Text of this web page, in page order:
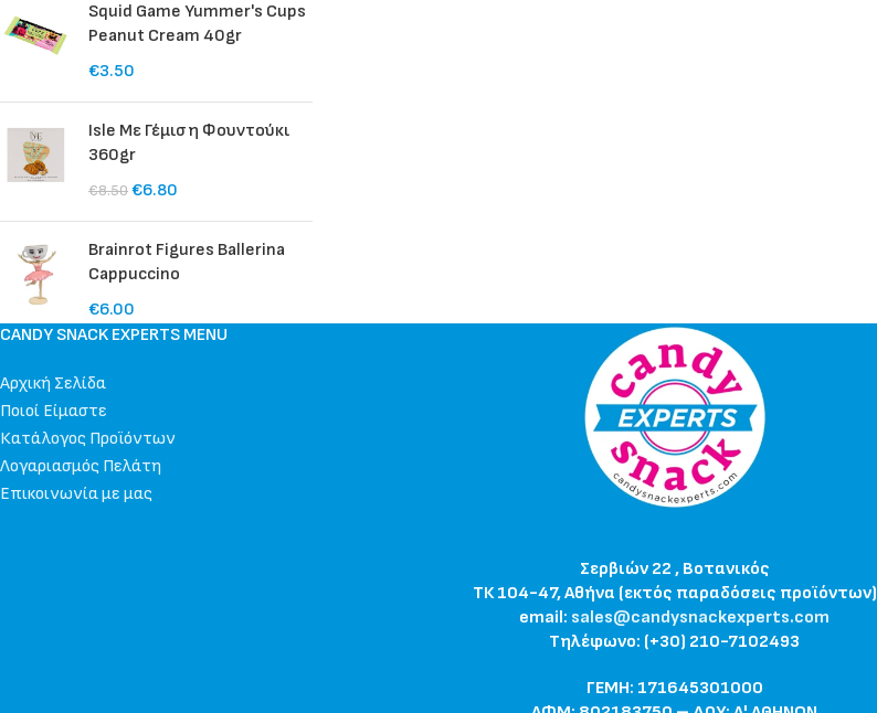
Squid Game Yummer's Cups
Peanut Cream 40gr
€3.50
Isle Με Γέμιση Φουντούκι
360gr
€8.50€6.80
Brainrot Figures Ballerina
Cappuccino
€6.00
CANDY SNACK EXPERTS MENU
Αρχική Σελίδα
Ποιοί Είμαστε
Κατάλογος Προϊόντων
Λογαριασμός Πελάτη
Επικοινωνία με μας
Σερβιών 22 , Βοτανικός
ΤΚ 104-47, Αθήνα (εκτός παραδόσεις προϊόντων)
email: sales@candysnackexperts.com
Τηλέφωνο: (+30) 210-7102493
ΓΕΜΗ: 171645301000